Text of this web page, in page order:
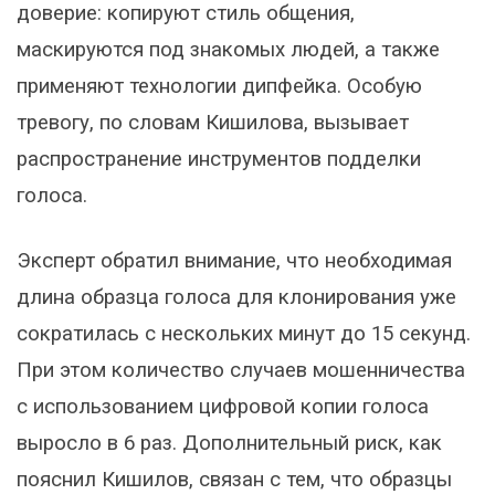
доверие: копируют стиль общения,
маскируются под знакомых людей, а также
применяют технологии дипфейка. Особую
тревогу, по словам Кишилова, вызывает
распространение инструментов подделки
голоса.
Эксперт обратил внимание, что необходимая
длина образца голоса для клонирования уже
сократилась с нескольких минут до 15 секунд.
При этом количество случаев мошенничества
с использованием цифровой копии голоса
выросло в 6 раз. Дополнительный риск, как
пояснил Кишилов, связан с тем, что образцы